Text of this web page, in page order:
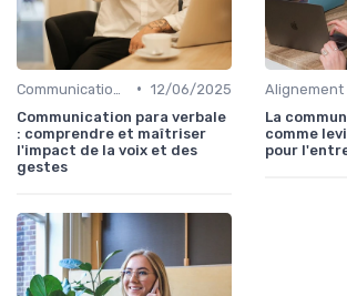
• 12/06/2025
Communication para verbale
: comprendre et maîtriser
l'impact de la voix et des
gestes
La
comme
pour